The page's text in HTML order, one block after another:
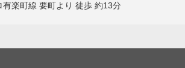
有楽町線 要町より 徒歩 約13分